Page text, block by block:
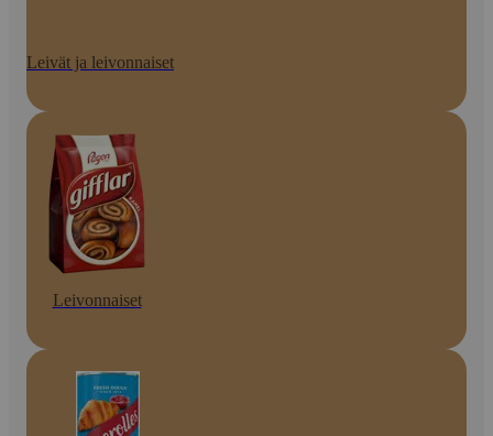
Leivät ja leivonnaiset
Leivonnaiset